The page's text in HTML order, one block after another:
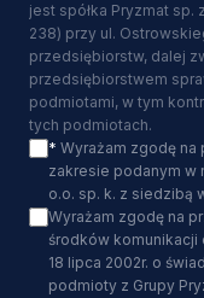
jest spółka Pryzmat sp.
238) przy ul.
przedsiębiorstw, dalej
przedsiębiorstwem
podmiotami, w tym
tych podmiotach.
* Wyrażam zgodę
zakresie podanym w
o.o. sp. k. z siedzibą
Wyrażam zgodę na
środków komunikacji
18 lipca 2002r. o
podmioty z Grupy